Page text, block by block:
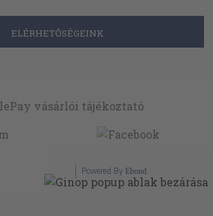
ELÉRHETŐSÉGEINK
Powered By Ebond